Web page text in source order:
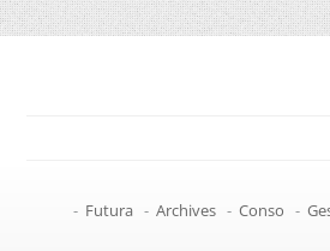
- Futura - Archives - Conso -